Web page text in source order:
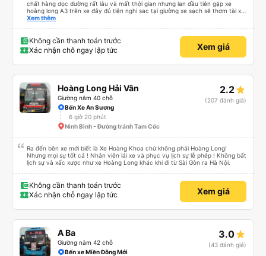
chất hàng dọc đường rất lâu và mất thời gian nhưng lan đầu tiên gặp xe
hoàng long A3 trên xe đây đủ tiện nghi sac tại giường xe sạch sẽ thơm tài xế
lo xe thoải mái vui tính sẽ con ung hô nhe
Xem thêm
Không cần thanh toán trước
Xác nhận chỗ ngay lập tức
Xem giá
Hoàng Long Hải Vân
Giường nằm 40 chỗ
2.2
(207 đánh giá)
Bến Xe An Sương
6 giờ 20 phút
Ninh Bình - Đường tránh Tam Cốc
Ra đến bên xe mới biết là Xe Hoàng Khoa chứ không phải Hoàng Long!
Nhưng mọi sự tốt cả ! Nhân viên lái xe và phục vụ lịch sự lễ phép ! Không bất
lịch sự và xấc xược như xe Hoàng Long khác khi đi từ Sài Gòn ra Hà Nội.
Không cần thanh toán trước
Xác nhận chỗ ngay lập tức
Xem giá
A Ba
Giường nằm 42 chỗ
3.0
(43 đánh giá)
Bến xe Miền Đông Mới